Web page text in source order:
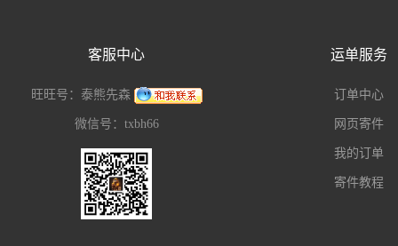
客服中心
旺旺号：泰熊先森
微信号：txbh66
运单服务
订单中心
网页寄件
我的订单
寄件教程